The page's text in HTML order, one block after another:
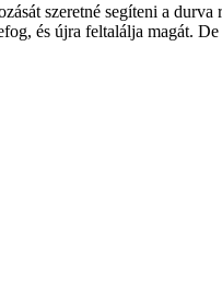
szeretné segíteni a
és újra feltalálja magát.